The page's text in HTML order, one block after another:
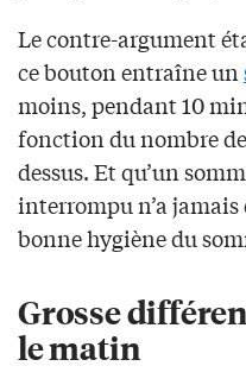
Le contre-argument
ce bouton entraîne un
moins, pendant 10
fonction du nombre
dessus. Et qu’un
interrompu n’a
bonne hygiène du
Grosse
le matin